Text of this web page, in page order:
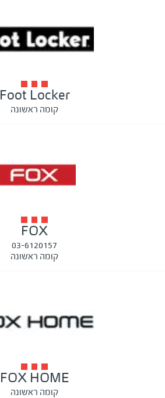
Foot Locker
קומה ראשונה
FOX
03-6120157
קומה ראשונה
FOX HOME
קומה ראשונה